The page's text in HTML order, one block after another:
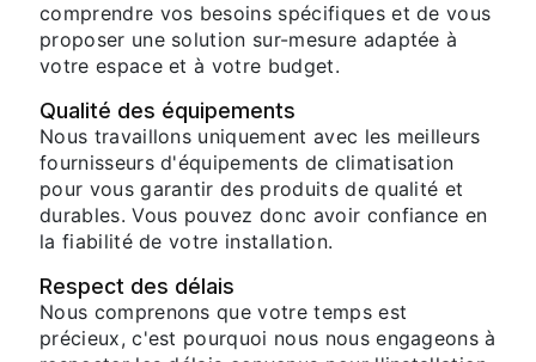
comprendre vos besoins spécifiques et de vous
proposer une solution sur-mesure adaptée à
votre espace et à votre budget.
Qualité des équipements
Nous travaillons uniquement avec les meilleurs
fournisseurs d'équipements de climatisation
pour vous garantir des produits de qualité et
durables. Vous pouvez donc avoir confiance en
la fiabilité de votre installation.
Respect des délais
Nous comprenons que votre temps est
précieux, c'est pourquoi nous nous engageons à